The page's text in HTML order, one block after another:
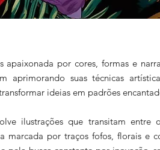
por cores, formas e
aprimorando suas técnicas
ideias em padrões
ilustrações que transitam
marcada por traços fofos, florais e